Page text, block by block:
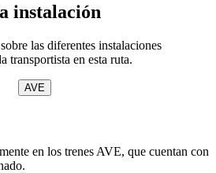
instalación
las diferentes instalaciones
transportista en esta ruta.
AVE
en los trenes AVE, que cuentan con